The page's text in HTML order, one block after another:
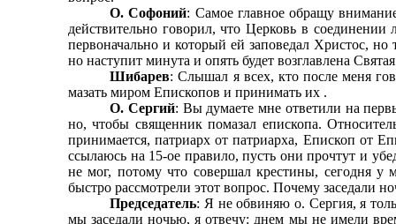
О. Софоний: Самое главное обращу
действительно говорил, что Церковь в
первоначально и который ей заповедал Христос,
но наступит минута и опять будет возглавлена
Шибарев: Слышал я всех, кто после меня
мазать миром Епископов и принимать их .
О. Сергий: Вы думаете мне ответили на
но, чтобы священник помазал епископа.
принимается, патриарх от патриарха, Епископ от
ссылаюсь на 15-ое правило, пусть они прочтут и
не мог, потому что совершал крестины, сегодня
быстро рассмотрели этот вопрос. Почему заседали
Председатель: Я не обвиняю о. Сергия, я
мы заседали ночью, я отвечу: днем мы не имели